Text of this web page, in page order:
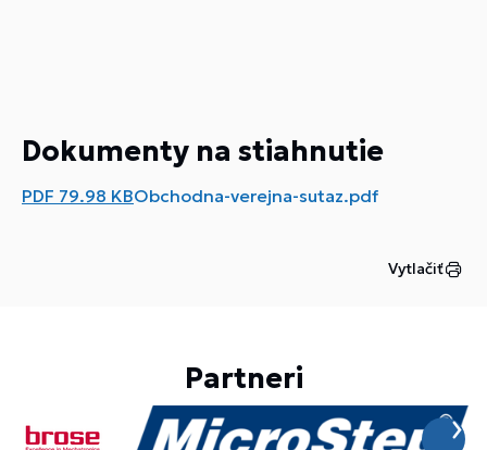
Dokumenty na stiahnutie
PDF 79.98 KBObchodna-verejna-sutaz.pdf
Vytlačiť
Partneri